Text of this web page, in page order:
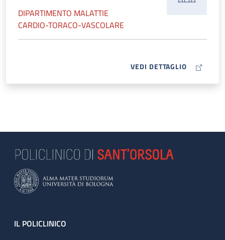
DIPARTIMENTO MALATTIE
CARDIO-TORACO-VASCOLARE
VEDI DETTAGLIO MAP ICON
Footer
IL POLICLINICO